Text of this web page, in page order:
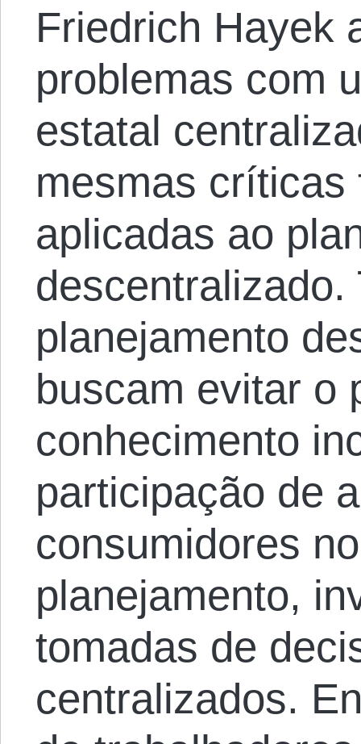
Friedrich Hayek
problemas com
estatal
mesmas críticas
aplicadas ao
descentralizado.
planejamento
buscam evitar o
conhecimento
participação de
consumidores
planejamento,
tomadas de
centralizados.